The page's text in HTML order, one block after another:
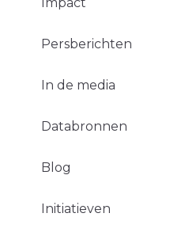
Persberichten
In de media
Databronnen
Blog
Initiatieven